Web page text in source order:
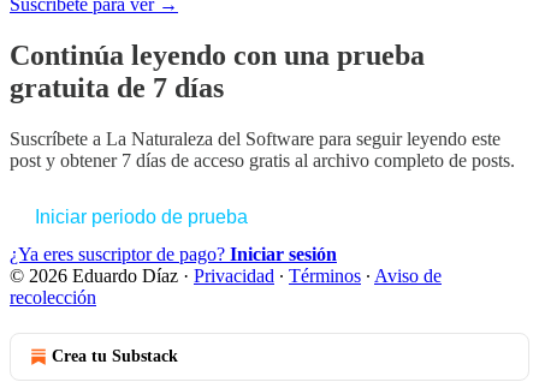
Suscríbete para ver →
Continúa leyendo con una prueba
gratuita de 7 días
Suscríbete a La Naturaleza del Software para seguir leyendo este
post y obtener 7 días de acceso gratis al archivo completo de posts.
Iniciar periodo de prueba
¿Ya eres suscriptor de pago? Iniciar sesión
© 2026 Eduardo Díaz · Privacidad ∙ Términos ∙ Aviso de
recolección
Crea tu Substack